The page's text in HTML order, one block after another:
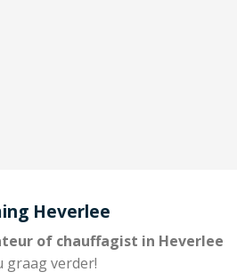
Heverlee
of chauffagist in Heverlee
graag verder!